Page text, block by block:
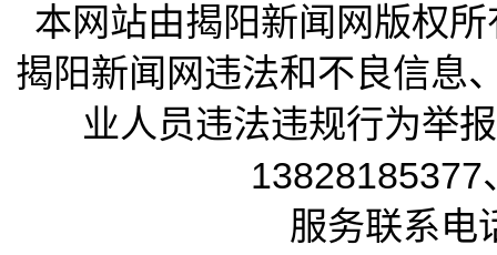
本网站由揭阳新闻网版权
揭阳新闻网违法和不良信息
业人员违法违规行为举
13828185377
服务联系电